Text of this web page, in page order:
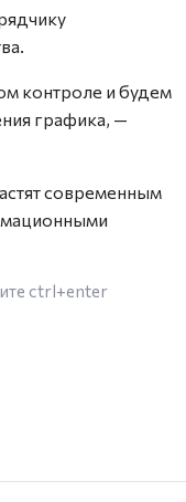
контроле и будем
графика, —
современным
ctrl+enter